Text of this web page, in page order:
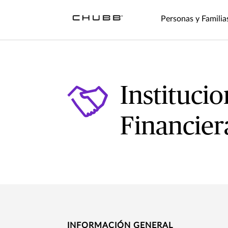
Personas y
INFORMACIÓN GENERAL